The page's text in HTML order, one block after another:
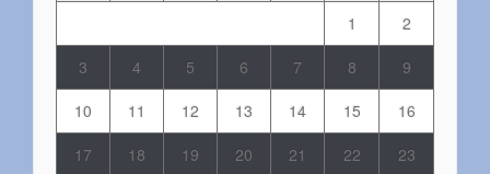
1
2
3
4 5 6 7 8
9
10
11 12 13 14 15
16
17
18 19 20 21 22
23